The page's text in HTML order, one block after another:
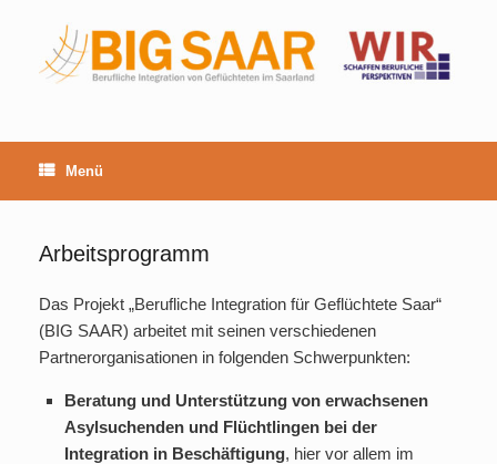
Menü
Arbeitsprogramm
Das Projekt „Berufliche Integration für Geflüchtete Saar“
(BIG SAAR) arbeitet mit seinen verschiedenen
Partnerorganisationen in folgenden Schwerpunkten:
Beratung und Unterstützung von erwachsenen
Asylsuchenden und Flüchtlingen bei der
Integration in Beschäftigung, hier vor allem im